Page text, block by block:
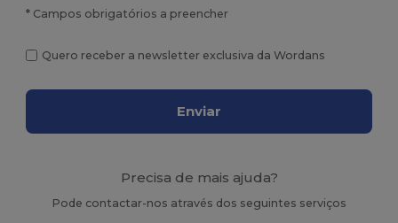
* Campos obrigatórios a preencher
Quero receber a newsletter exclusiva da Wordans
Enviar
Precisa de mais ajuda?
Pode contactar-nos através dos seguintes serviços